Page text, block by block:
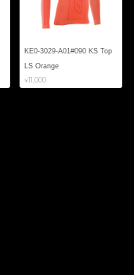
KE0-3029-A01#090 KS Top
LS Orange
¥11,000